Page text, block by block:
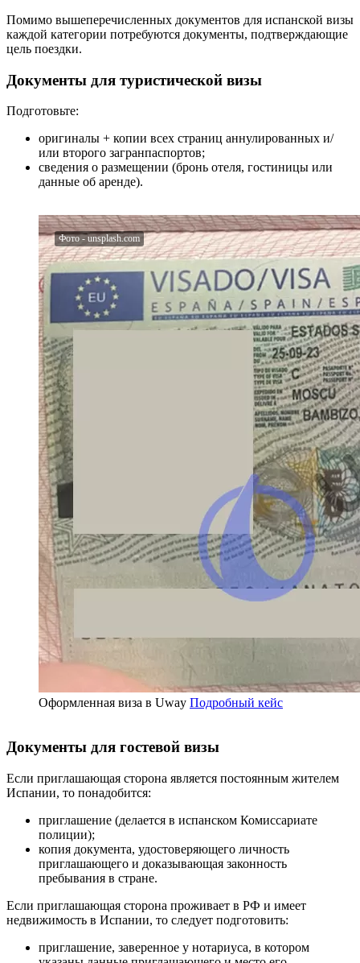
Помимо вышеперечисленных документов для испанской визы
каждой категории потребуются документы, подтверждающие
цель поездки.
Документы для туристической визы
Подготовьте:
оригиналы + копии всех страниц аннулированных и/
или второго загранпаспортов;
сведения о размещении (бронь отеля, гостиницы или
данные об аренде).
Оформленная виза в Uway Подробный кейс
Документы для гостевой визы
Если приглашающая сторона является постоянным жителем
Испании, то понадобится:
приглашение (делается в испанском Комиссариате
полиции);
копия документа, удостоверяющего личность
приглашающего и доказывающая законность
пребывания в стране.
Если приглашающая сторона проживает в РФ и имеет
недвижимость в Испании, то следует подготовить:
приглашение, заверенное у нотариуса, в котором